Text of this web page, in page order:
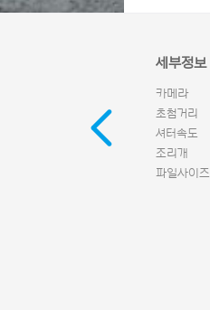
세부정보
카메라
초첨거리
셔터속도
조리개
파일사이즈